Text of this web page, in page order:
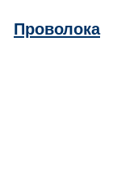
Проволока